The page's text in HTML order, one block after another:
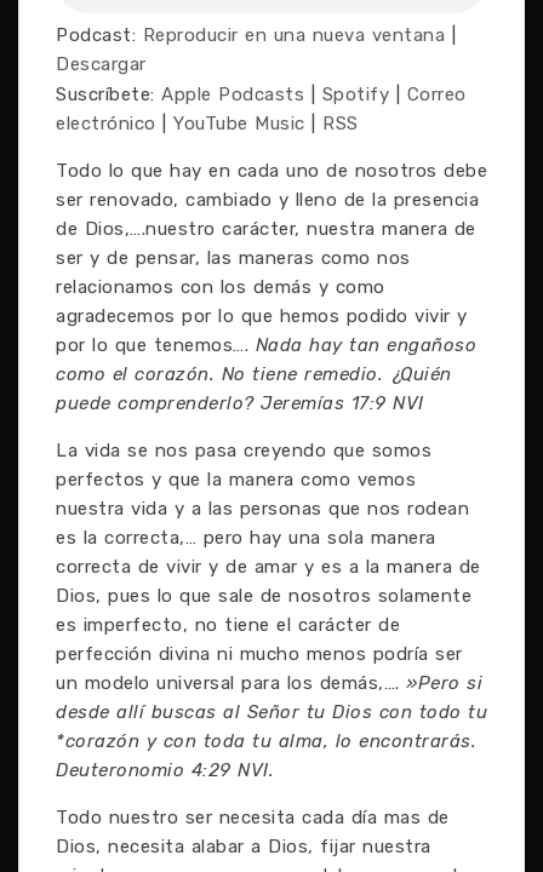
Podcast: Reproducir en una nueva ventana
Descargar
Suscríbete: Apple Podcasts Spotify
Correo
electrónico
YouTube Music RSS
Todo lo que hay en cada uno de nosotros debe
ser renovado, cambiado y lleno de la presencia
de Dios,….nuestro carácter, nuestra manera de
ser y de pensar, las maneras como nos
relacionamos con los demás y como
agradecemos por lo que hemos podido vivir y
por lo que tenemos…. Nada hay tan engañoso
como el corazón. No tiene remedio. ¿Quién
puede comprenderlo? Jeremías 17:9 NVI
La vida se nos pasa creyendo que somos
perfectos y que la manera como vemos
nuestra vida y a las personas que nos rodean
es la correcta,… pero hay una sola manera
correcta de vivir y de amar y es a la manera de
Dios, pues lo que sale de nosotros solamente
es imperfecto, no tiene el carácter de
perfección divina ni mucho menos podría ser
un modelo universal para los demás,…. »Pero si
desde allí buscas al Señor tu Dios con todo tu
*corazón y con toda tu alma, lo encontrarás.
Deuteronomio 4:29 NVI.
Todo nuestro ser necesita cada día mas de
Dios, necesita alabar a Dios, fijar nuestra